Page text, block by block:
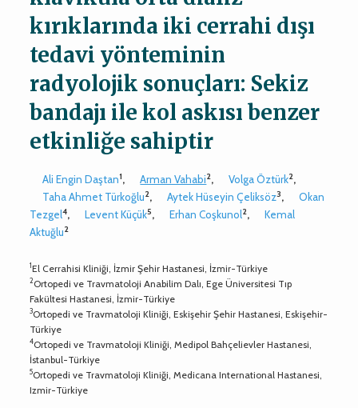
kırıklarında iki cerrahi dışı
tedavi yönteminin
radyolojik sonuçları: Sekiz
bandajı ile kol askısı benzer
etkinliğe sahiptir
Ali Engin Daştan1, Arman Vahabi2, Volga Öztürk2,
Taha Ahmet Türkoğlu2, Aytek Hüseyin Çeliksöz3,
Okan
Tezgel4, Levent Küçük5, Erhan Coşkunol2,
Kemal
Aktuğlu2
1El Cerrahisi Kliniği, İzmir Şehir Hastanesi, İzmir-Türkiye
2Ortopedi ve Travmatoloji Anabilim Dalı, Ege Üniversitesi Tıp
Fakültesi Hastanesi, İzmir-Türkiye
3Ortopedi ve Travmatoloji Kliniği, Eskişehir Şehir Hastanesi, Eskişehir-
Türkiye
4Ortopedi ve Travmatoloji Kliniği, Medipol Bahçelievler Hastanesi,
İstanbul-Türkiye
5Ortopedi ve Travmatoloji Kliniği, Medicana International Hastanesi,
Izmir-Türkiye